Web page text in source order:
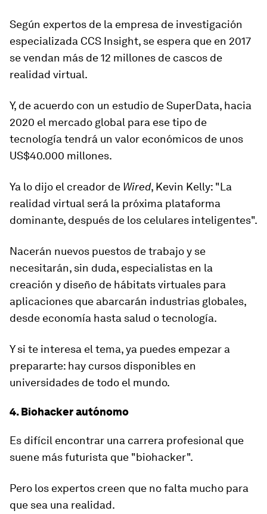
Según expertos de la empresa de investigación
especializada CCS Insight, se espera que en 2017
se vendan más de 12 millones de cascos de
realidad virtual.
Y, de acuerdo con un estudio de SuperData, hacia
2020 el mercado global para ese tipo de
tecnología tendrá un valor económicos de unos
US$40.000 millones.
Ya lo dijo el creador de Wired, Kevin Kelly: "La
realidad virtual será la próxima plataforma
dominante, después de los celulares inteligentes".
Nacerán nuevos puestos de trabajo y se
necesitarán, sin duda, especialistas en la
creación y diseño de hábitats virtuales para
aplicaciones que abarcarán industrias globales,
desde economía hasta salud o tecnología.
Y si te interesa el tema, ya puedes empezar a
prepararte: hay cursos disponibles en
universidades de todo el mundo.
4. Biohacker autónomo
Es difícil encontrar una carrera profesional que
suene más futurista que "biohacker".
Pero los expertos creen que no falta mucho para
que sea una realidad.